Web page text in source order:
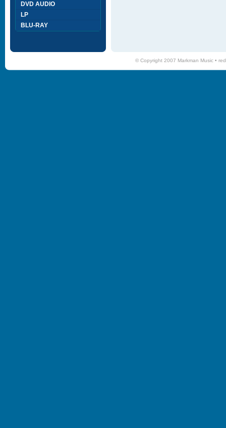
DVD AUDIO
LP
BLU-RAY
© Copyright 2007 Markman Music •